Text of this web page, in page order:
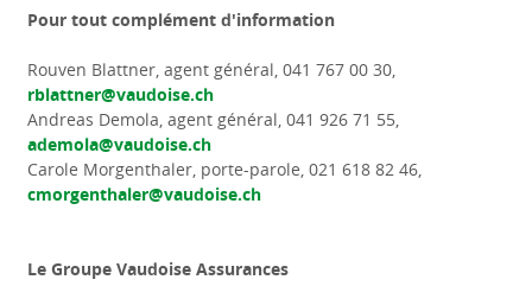
Pour tout complément d'information
Rouven Blattner, agent général, 041 767 00 30,
rblattner@vaudoise.ch
Andreas Demola, agent général, 041 926 71 55,
ademola@vaudoise.ch
Carole Morgenthaler, porte-parole, 021 618 82 46,
cmorgenthaler@vaudoise.ch
Le Groupe Vaudoise Assurances